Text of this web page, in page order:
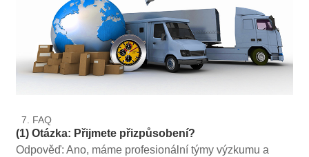
7. FAQ
(1) Otázka: Přijmete přizpůsobení?
Odpověď: Ano, máme profesionální týmy výzkumu a